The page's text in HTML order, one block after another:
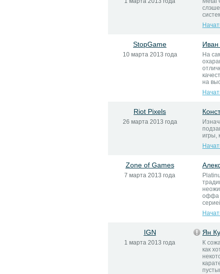
StopGame
10 марта 2013 года
Иван
На
на
Riot Pixels
26 марта 2013 года
игры,
Zone of Games
7 марта 2013 года
оффа
IGN
1 марта 2013 года
Ян
К
как